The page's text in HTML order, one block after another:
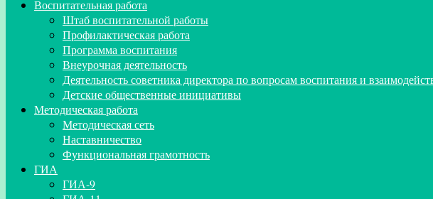
Воспитательная работа
Штаб воспитательной работы
Профилактическая работа
Программа воспитания
Внеурочная деятельность
Деятельность советника директора по вопросам воспитания и
Детские общественные инициативы
Методическая работа
Методическая сеть
Наставничество
Функциональная грамотность
ГИА
ГИА-9